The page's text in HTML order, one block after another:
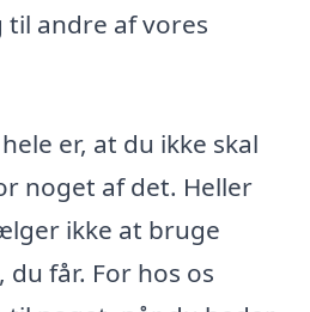
andre af vores
er, at du ikke skal
noget af det. Heller
ikke at bruge
får. For hos os